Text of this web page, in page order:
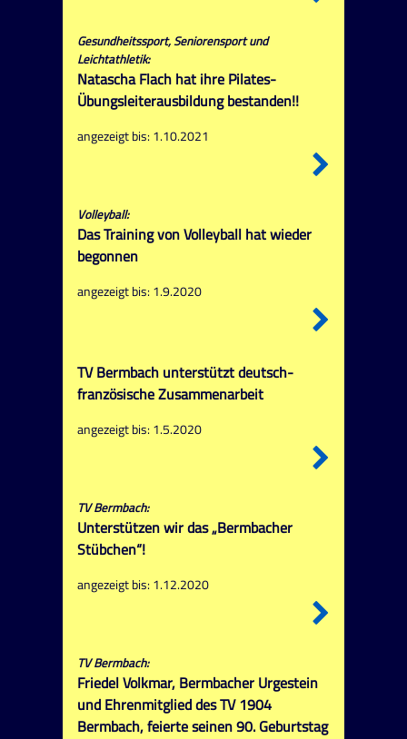
Gesundheitssport, Seniorensport und
Leichtathletik:
Natascha Flach hat ihre Pilates-
Übungsleiterausbildung bestanden!!
angezeigt bis: 1.10.2021
Volleyball:
Das Training von Volleyball hat wieder
begonnen
angezeigt bis: 1.9.2020
TV Bermbach unterstützt deutsch-
französische Zusammenarbeit
angezeigt bis: 1.5.2020
TV Bermbach:
Unterstützen wir das „Bermbacher
Stübchen“!
angezeigt bis: 1.12.2020
TV Bermbach:
Friedel Volkmar, Bermbacher Urgestein
und Ehrenmitglied des TV 1904
Bermbach, feierte seinen 90. Geburtstag